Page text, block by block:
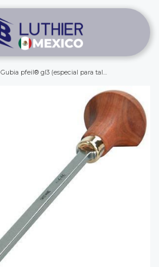
Gubia pfeil® gl3 (especial para tallado de inst. de cuarteto clasico)